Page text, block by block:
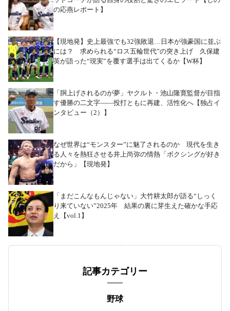
の応燕レポート】
【現地発】史上最強でも32強敗退…日本が強豪国に並ぶ
には？ 求められる“ロス五輪世代”の突き上げ 久保建
英が語った“現実”を覆す選手は出てくるか【W杯】
「胴上げされるのが夢」ヤクルト・池山隆寛監督が目指
す優勝の二文字――投打ともに再建、活性化へ【独占イ
ンタビュー（2）】
なぜ世界は“モンスター”に魅了されるのか 現代を生き
る人々を熱狂させる井上尚弥の情熱「ボクシングが好き
だから」【現地発】
「まだこんなもんじゃない」大竹耕太郎が語る“しっく
り来ていない”2025年 結果の裏に芽生えた確かな手応
え【vol.1】
記事カテゴリー
野球